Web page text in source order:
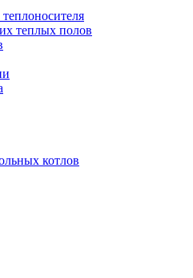
теплых полов
котлов